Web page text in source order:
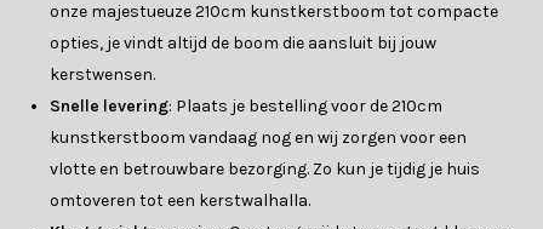
onze majestueuze 210cm kunstkerstboom tot compacte
opties, je vindt altijd de boom die aansluit bij jouw
kerstwensen.
Snelle levering: Plaats je bestelling voor de 210cm
kunstkerstboom vandaag nog en wij zorgen voor een
vlotte en betrouwbare bezorging. Zo kun je tijdig je huis
omtoveren tot een kerstwalhalla.